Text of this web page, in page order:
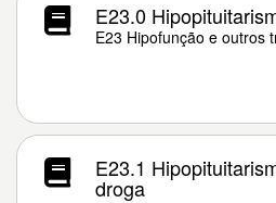
E23.0
E23 Hipofunção e outros
E23.1
droga